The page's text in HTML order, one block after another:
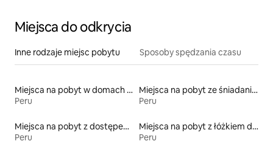
Miejsca do odkrycia
Inne rodzaje miejsc pobytu Sposoby spędzania czasu
Miejsca na pobyt w domach kopułowych
Peru
Miejsca na pobyt ze śniadaniem
Peru
Miejsca na pobyt z dostępem do jeziora
Peru
Miejsca na pobyt z łóżkiem dla osoby z niepełnosprawnością
Peru